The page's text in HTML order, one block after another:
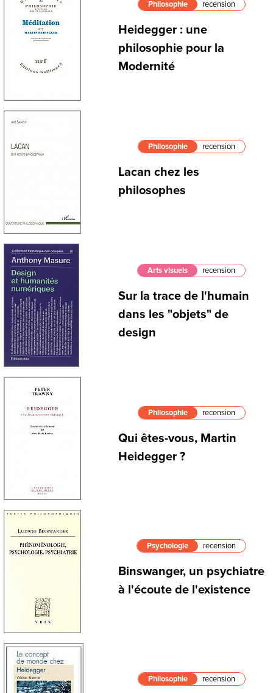
Philosophie recension
Heidegger : une
philosophie pour la
Modernité
Philosophie recension
Lacan chez les
philosophes
Arts visuels recension
Sur la trace de l'humain
dans les "objets" de
design
Philosophie recension
Qui êtes-vous, Martin
Heidegger ?
Psychologie recension
Binswanger, un psychiatre
à l'écoute de l'existence
Philosophie recension